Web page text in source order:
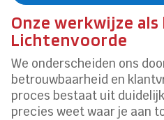
Onze werkwijze
Lichtenvoorde
We onderscheiden ons
betrouwbaarheid en
proces bestaat uit
precies weet waar je aan